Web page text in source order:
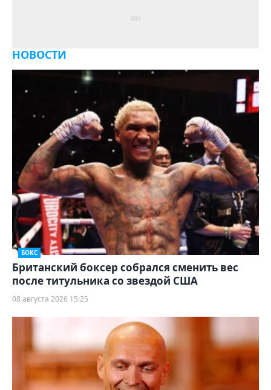
НОВОСТИ
БОКС
Британский боксер собрался сменить вес
после титульника со звездой США
08 августа 2026 15:25